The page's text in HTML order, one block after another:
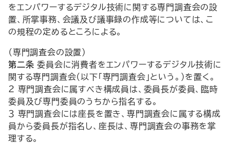
をエンパワーするデジタル技術に関する専門調査会の設
置、所掌事務、会議及び議事録の作成等については、こ
の規程の定めるところによる。
（専門調査会の設置）
第二条 委員会に消費者をエンパワーするデジタル技術に
関する専門調査会（以下「専門調査会」という。）を置く。
２ 専門調査会に属すべき構成員は、委員長が委員、臨時
委員及び専門委員のうちから指名する。
３ 専門調査会には座長を置き、専門調査会に属する構成
員から委員長が指名し、座長は、専門調査会の事務を掌
理する。